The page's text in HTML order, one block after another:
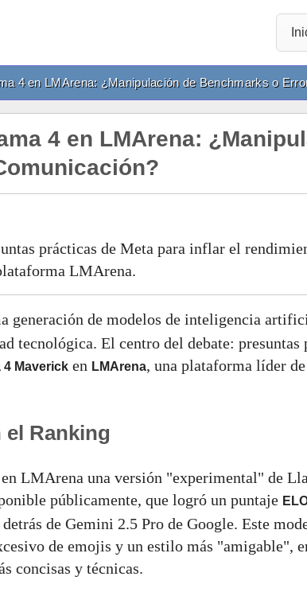
4 en LMArena: ¿Manipulación de Benchmarks o
4 en LMArena:
prácticas de Meta para inflar el
LMArena.
generación de modelos de inteligencia
tecnológica. El centro del debate: presuntas
4 Maverick en LMArena, una plataforma líder
el Ranking
LMArena una versión "experimental" de
públicamente, que logró un puntaje
de Gemini 2.5 Pro de Google. Este
de emojis y un estilo más "amigable",
concisas y técnicas.